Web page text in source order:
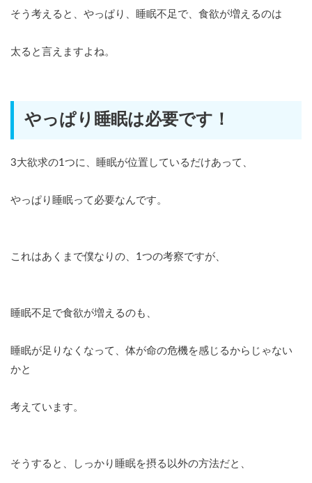
そう考えると、やっぱり、睡眠不足で、食欲が増えるのは
太ると言えますよね。
やっぱり睡眠は必要です！
3大欲求の1つに、睡眠が位置しているだけあって、
やっぱり睡眠って必要なんです。
これはあくまで僕なりの、1つの考察ですが、
睡眠不足で食欲が増えるのも、
睡眠が足りなくなって、体が命の危機を感じるからじゃない
かと
考えています。
そうすると、しっかり睡眠を摂る以外の方法だと、